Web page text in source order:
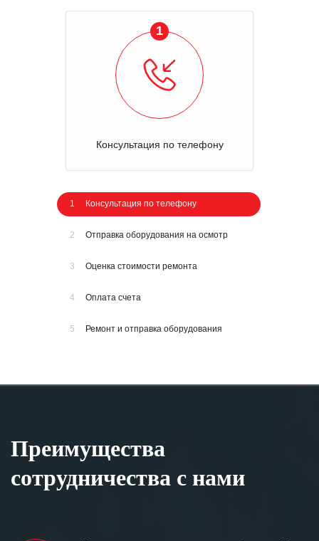
1
Консультация по телефону
1 Консультация по телефону
2 Отправка оборудования на осмотр
3 Оценка стоимости ремонта
4 Оплата счета
5 Ремонт и отправка оборудования
Преимущества
сотрудничества с нами